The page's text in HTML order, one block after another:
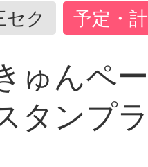
セク 予定・
んペ
タンプ